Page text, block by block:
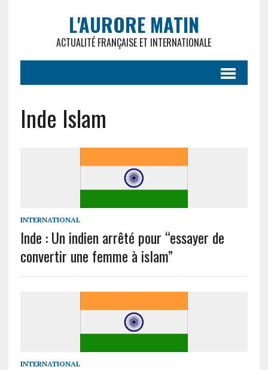
L'AURORE MATIN
ACTUALITÉ FRANÇAISE ET INTERNATIONALE
Inde Islam
INTERNATIONAL
Inde : Un indien arrêté pour “essayer de
convertir une femme à islam”
INTERNATIONAL